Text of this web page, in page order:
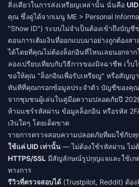
สิ่งเดียวในการส่งเหรียญเหล่านั้น นั่นคือ
คุณ ซึ่งดูได้จากเมนู ME > Personal
"Show ID") ระบบไม่จำเป็นต้องเข้าถึงบัญ
ตอนการเติมเงินที่ออกแบบมาอย่างถูกต้องส
ได้โดยที่คุณไม่ต้องล็อกอินที่ไหนเลยนอกจาก
ลองเปรียบเทียบกับวิธีการของมิจฉาชีพ เว็
ขอให้คุณ "ล็อกอินเพื่อรับเหรียญ" หรือสัญญ
ทันทีที่คุณกรอกข้อมูลประจำตัว บัญชีของคุ
จากชุมชนผู้เล่นในคู่มือความปลอดภัยปี
ห้ามแชร์รหัสผ่าน ข้อมูลล็อกอิน หรือรหัส
เงินใดๆ โดยเด็ดขาด
รายการตรวจสอบความปลอดภัยที่ผมใช้กับทุ
ใช้แค่ UID เท่านั้น — ไม่ต้องใช้รหัสผ่าน ไม่
HTTPS/SSL มีสัญลักษณ์รูปกุญแจและใช้เกต
ทางการ
รีวิวที่ตรวจสอบได้ (Trustpilot, Reddit) ต้อ